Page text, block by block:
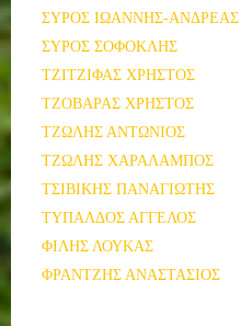
ΣΥΡΟΣ ΙΩΑΝΝΗΣ-ΑΝΔΡΕΑΣ
ΣΥΡΟΣ ΣΟΦΟΚΛΗΣ
ΤΖΙΤΖΙΦΑΣ ΧΡΗΣΤΟΣ
ΤΖΟΒΑΡΑΣ ΧΡΗΣΤΟΣ
ΤΖΩΛΗΣ ΑΝΤΩΝΙΟΣ
ΤΖΩΛΗΣ ΧΑΡΑΛΑΜΠΟΣ
ΤΣΙΒΙΚΗΣ ΠΑΝΑΓΙΩΤΗΣ
ΤΥΠΑΛΔΟΣ ΑΓΓΕΛΟΣ
ΦΙΛΗΣ ΛΟΥΚΑΣ
ΦΡΑΝΤΖΗΣ ΑΝΑΣΤΑΣΙΟΣ